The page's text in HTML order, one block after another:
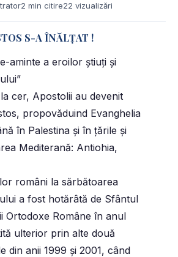
2 min citire22 vizualizări
S-A ÎNĂLȚAT !
aminte a eroilor ştiuţi şi
cer, Apostolii au devenit
propovăduind Evanghelia
în Palestina şi în ţările şi
Mediterană: Antiohia,
români la sărbătoarea
a fost hotărâtă de Sfântul
Ortodoxe Române în anul
ulterior prin alte două
din anii 1999 şi 2001, când